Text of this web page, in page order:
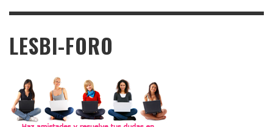
LESBI-FORO